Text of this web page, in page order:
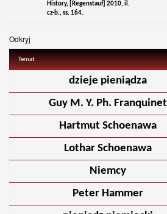
History, [Regenstauf] 2010, il.
cz-b., ss. 164.
Odkryj
Temat
dzieje pieniądza
Guy M. Y. Ph. Franquinet
Hartmut Schoenawa
Lothar Schoenawa
Niemcy
Peter Hammer